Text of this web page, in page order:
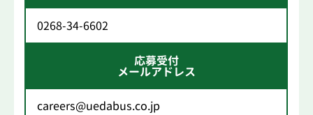
0268-34-6602
応募受付
メールアドレス
careers@uedabus.co.jp